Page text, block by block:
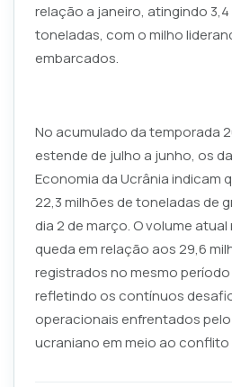
relação a janeiro, atingindo
toneladas, com o milho
embarcados.
No acumulado da temporada
estende de julho a junho, os
Economia da Ucrânia indicam
22,3 milhões de toneladas de
dia 2 de março. O volume
queda em relação aos 29,6
registrados no mesmo
refletindo os contínuos
operacionais enfrentados
ucraniano em meio ao conflito